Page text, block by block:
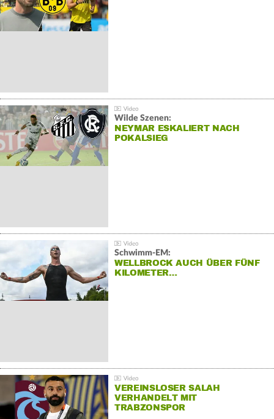
Wilde Szenen:
NEYMAR ESKALIERT NACH
POKALSIEG
Schwimm-EM:
WELLBROCK AUCH ÜBER FÜNF
KILOMETER…
VEREINSLOSER SALAH
VERHANDELT MIT
TRABZONSPOR